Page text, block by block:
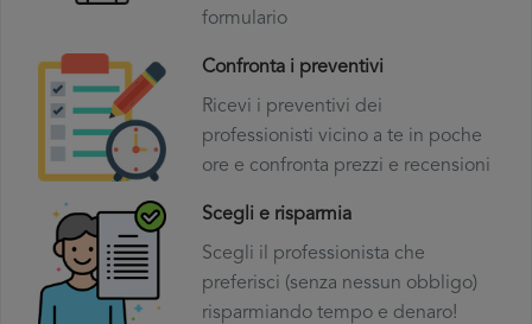
formulario
Confronta i preventivi
Ricevi i preventivi dei
professionisti vicino a te in poche
ore e confronta prezzi e recensioni
Scegli e risparmia
Scegli il professionista che
preferisci (senza nessun obbligo)
risparmiando tempo e denaro!